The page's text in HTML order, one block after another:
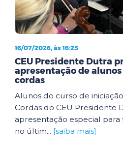
16/07/2026, às 16:25
CEU Presidente Dutra
apresentação de
cordas
Alunos do curso de
Cordas do CEU Presidente
apresentação especial para
no últim... [saiba mais]